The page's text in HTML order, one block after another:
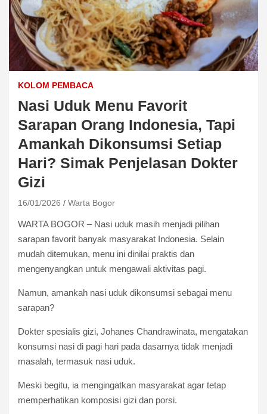
KOLOM PEMBACA
Nasi Uduk Menu Favorit
Sarapan Orang Indonesia, Tapi
Amankah Dikonsumsi Setiap
Hari? Simak Penjelasan Dokter
Gizi
16/01/2026 Warta Bogor
WARTA BOGOR – Nasi uduk masih menjadi pilihan
sarapan favorit banyak masyarakat Indonesia. Selain
mudah ditemukan, menu ini dinilai praktis dan
mengenyangkan untuk mengawali aktivitas pagi.
Namun, amankah nasi uduk dikonsumsi sebagai menu
sarapan?
Dokter spesialis gizi, Johanes Chandrawinata, mengatakan
konsumsi nasi di pagi hari pada dasarnya tidak menjadi
masalah, termasuk nasi uduk.
Meski begitu, ia mengingatkan masyarakat agar tetap
memperhatikan komposisi gizi dan porsi.